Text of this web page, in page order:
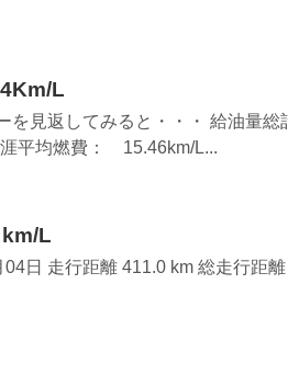
L
を見返してみると・・・ 給油量
平均燃費： 15.46km/L...
L
日 走行距離 411.0 km 総走行距